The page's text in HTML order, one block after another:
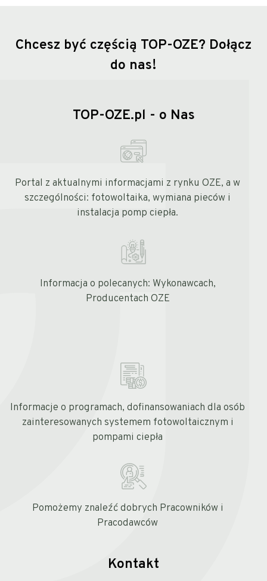
Chcesz być częścią TOP-OZE? Dołącz
do nas!
TOP-OZE.pl - o Nas
Portal z aktualnymi informacjami z rynku OZE, a w
szczególności: fotowoltaika, wymiana pieców i
instalacja pomp ciepła.
Informacja o polecanych: Wykonawcach,
Producentach OZE
Informacje o programach, dofinansowaniach dla osób
zainteresowanych systemem fotowoltaicznym i
pompami ciepła
Pomożemy znaleźć dobrych Pracowników i
Pracodawców
Kontakt